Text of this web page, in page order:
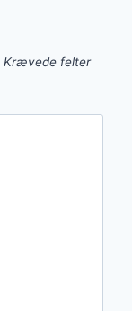
Krævede felter